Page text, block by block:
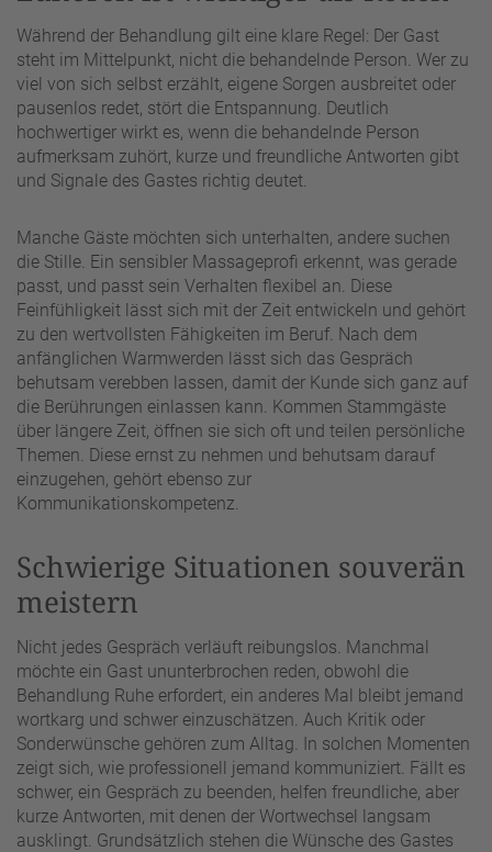
Während der Behandlung gilt eine klare Regel: Der Gast
steht im Mittelpunkt, nicht die behandelnde Person. Wer zu
viel von sich selbst erzählt, eigene Sorgen ausbreitet oder
pausenlos redet, stört die Entspannung. Deutlich
hochwertiger wirkt es, wenn die behandelnde Person
aufmerksam zuhört, kurze und freundliche Antworten gibt
und Signale des Gastes richtig deutet.
Manche Gäste möchten sich unterhalten, andere suchen
die Stille. Ein sensibler Massageprofi erkennt, was gerade
passt, und passt sein Verhalten flexibel an. Diese
Feinfühligkeit lässt sich mit der Zeit entwickeln und gehört
zu den wertvollsten Fähigkeiten im Beruf. Nach dem
anfänglichen Warmwerden lässt sich das Gespräch
behutsam verebben lassen, damit der Kunde sich ganz auf
die Berührungen einlassen kann. Kommen Stammgäste
über längere Zeit, öffnen sie sich oft und teilen persönliche
Themen. Diese ernst zu nehmen und behutsam darauf
einzugehen, gehört ebenso zur
Kommunikationskompetenz.
Schwierige Situationen souverän
meistern
Nicht jedes Gespräch verläuft reibungslos. Manchmal
möchte ein Gast ununterbrochen reden, obwohl die
Behandlung Ruhe erfordert, ein anderes Mal bleibt jemand
wortkarg und schwer einzuschätzen. Auch Kritik oder
Sonderwünsche gehören zum Alltag. In solchen Momenten
zeigt sich, wie professionell jemand kommuniziert. Fällt es
schwer, ein Gespräch zu beenden, helfen freundliche, aber
kurze Antworten, mit denen der Wortwechsel langsam
ausklingt. Grundsätzlich stehen die Wünsche des Gastes